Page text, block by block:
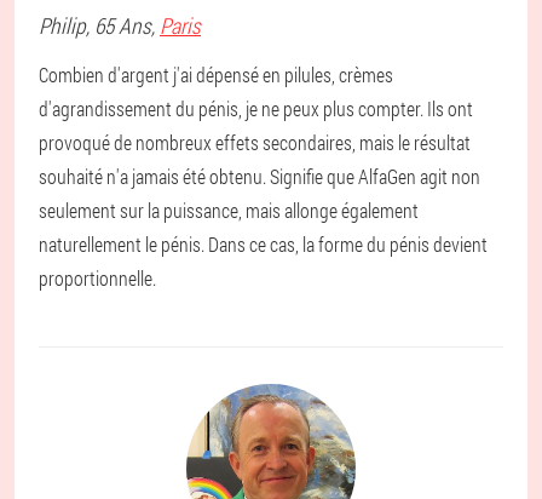
Philip, 65 Ans, Paris
Combien d'argent j'ai dépensé en pilules, crèmes
d'agrandissement du pénis, je ne peux plus compter. Ils ont
provoqué de nombreux effets secondaires, mais le résultat
souhaité n'a jamais été obtenu. Signifie que AlfaGen agit non
seulement sur la puissance, mais allonge également
naturellement le pénis. Dans ce cas, la forme du pénis devient
proportionnelle.